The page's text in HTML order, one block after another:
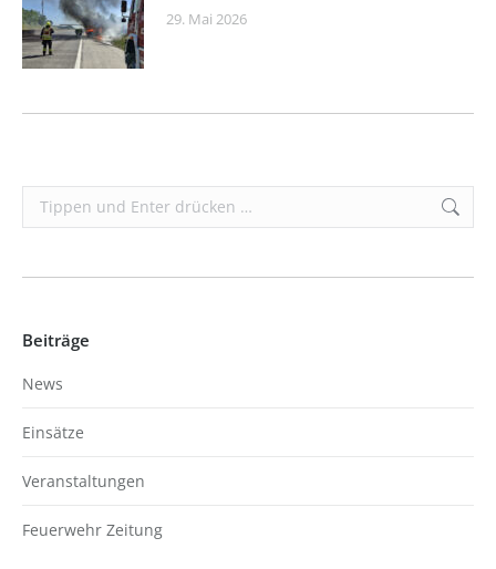
29. Mai 2026
Search:
Beiträge
News
Einsätze
Veranstaltungen
Feuerwehr Zeitung